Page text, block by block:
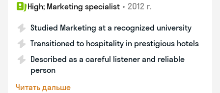
High; Marketing specialist • 2012 г.
Studied Marketing at a recognized university
Transitioned to hospitality in prestigious hotels
Described as a careful listener and reliable
person
Читать дальше